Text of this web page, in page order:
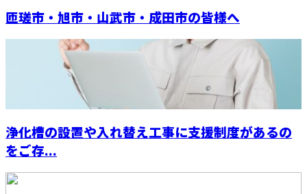
匝瑳市・旭市・山武市・成田市の皆様へ
浄化槽の設置や入れ替え工事に支援制度があるの
をご存...